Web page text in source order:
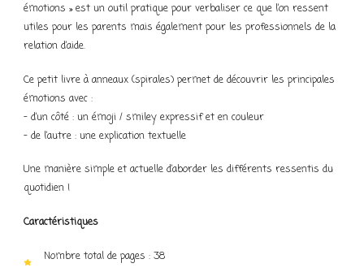
émotions » est un outil pratique pour verbaliser ce que l’on ressent
utiles pour les parents mais également pour les professionnels de la
relation d’aide.
Ce petit livre à anneaux (spirales) permet de découvrir les principales
émotions avec :
– d’un côté : un émoji / smiley expressif et en couleur
– de l’autre : une explication textuelle
Une manière simple et actuelle d’aborder les différents ressentis du
quotidien !
Caractéristiques
Nombre total de pages : 38